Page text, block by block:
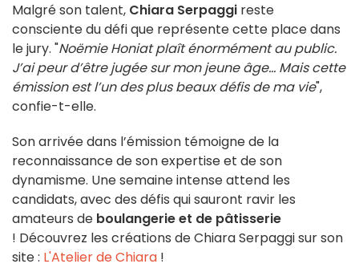
Malgré son talent, Chiara Serpaggi reste
consciente du défi que représente cette place dans
le jury. "Noëmie Honiat plaît énormément au public.
J’ai peur d’être jugée sur mon jeune âge… Mais cette
émission est l’un des plus beaux défis de ma vie",
confie-t-elle.
Son arrivée dans l’émission témoigne de la
reconnaissance de son expertise et de son
dynamisme. Une semaine intense attend les
candidats, avec des défis qui sauront ravir les
amateurs de boulangerie et de pâtisserie
! Découvrez les créations de Chiara Serpaggi sur son
site : L'Atelier de Chiara !